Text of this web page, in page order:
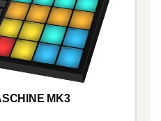
MK3